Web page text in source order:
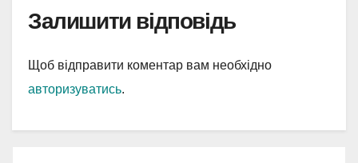
Залишити відповідь
Щоб відправити коментар вам необхідно
авторизуватись.